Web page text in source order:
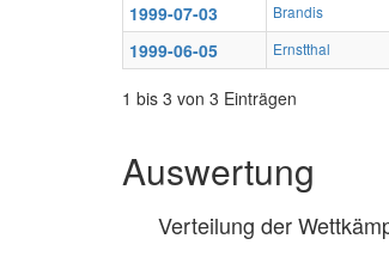
1999-07-03
Brandis
1999-06-05
Ernstthal
1 bis 3 von 3 Einträgen
Auswertung
Verteilung der